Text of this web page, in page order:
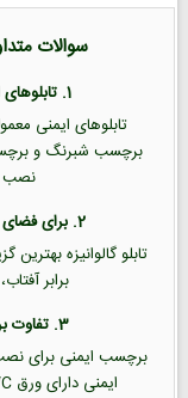
سوالات
1. تابلوهای ایمنی از چه جنسی ساخته می‌شوند؟
برچسب شبرنگ و
نصب
2. برای فضای بیرونی کدام نوع تابلو مناسب‌تر است؟
تابلو گالوانیزه
برابر
3. تفاوت برچسب ایمنی با تابلو ایمنی چیست؟
برچسب ایمنی برای
ایمنی دارای ورق PVC یا گالوانیزه هستند و دوام بیشتری دارند.